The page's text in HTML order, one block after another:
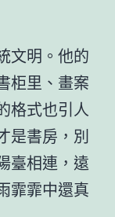
文明。他的
柜里、畫案
格式也引人
是書房，別
臺相連，遠
霏霏中還真